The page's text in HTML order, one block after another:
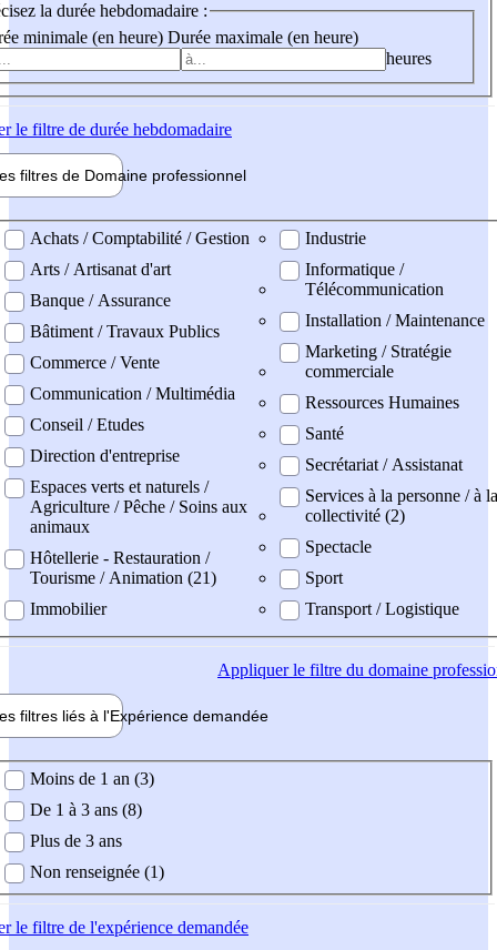
la durée hebdomadaire :
minimale (en heure) Durée maximale (en heure)
heures
le filtre de durée hebdomadaire
filtres de Domaine professionnel
professionel
Achats / Comptabilité / Gestion
Arts / Artisanat d'art
Banque / Assurance
Bâtiment / Travaux Publics
Commerce / Vente
Communication / Multimédia
Conseil / Etudes
Direction d'entreprise
Espaces verts et naturels /
Agriculture / Pêche / Soins aux
animaux
Hôtellerie - Restauration /
Tourisme / Animation (21)
Immobilier
Industrie
Informatique /
Télécommunication
Installation / Maintenance
Marketing / Stratégie
commerciale
Ressources Humaines
Santé
Secrétariat / Assistanat
Services à la personne / à la
collectivité (2)
Spectacle
Sport
Transport / Logistique
Appliquerle filtre du domaine
filtres liés à l'Expérience demandée
demandée
Moins de 1 an (3)
De 1 à 3 ans (8)
Plus de 3 ans
Non renseignée (1)
le filtre de l'expérience demandée